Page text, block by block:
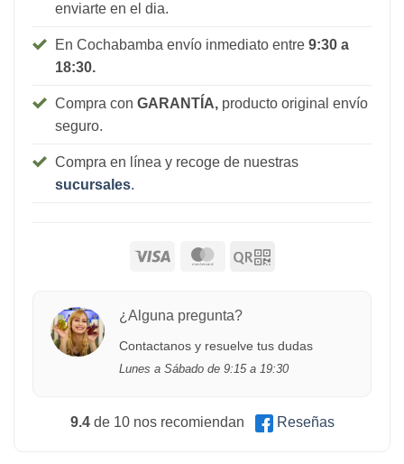
enviarte en el dia.
En Cochabamba envío inmediato entre 9:30 a
18:30.
Compra con GARANTÍA,producto original envío
seguro.
Compra en línea y recoge de nuestras
sucursales.
¿Alguna pregunta?
Contactanos y resuelve tus dudas
Lunes a Sábado de 9:15 a 19:30
9.4de 10 nos recomiendan Reseñas